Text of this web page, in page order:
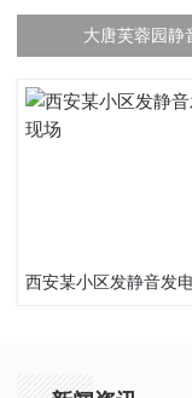
大唐芙蓉园静
西安某小区发静音发电车现